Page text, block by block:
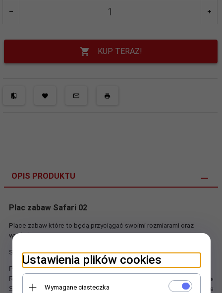
KUP TERAZ!
OPIS PRODUKTU
Plac zabaw Safari 02
Place zabaw które to będą przyciągać swoimi rozmiarami oraz
wyglądem.
Słupy nośnie 114mm podesty 110x110cm dla dużej grupy dzieci.
Place zabaw konstrukcji metalowo-plastikowej.
Rury nośne, barierki są metalowe; pomalowane farbą  proszkową
Schody i podesty są metalowe i pokryte gumą zwiększającą
Ustawienia plików cookies
Wymagane ciasteczka